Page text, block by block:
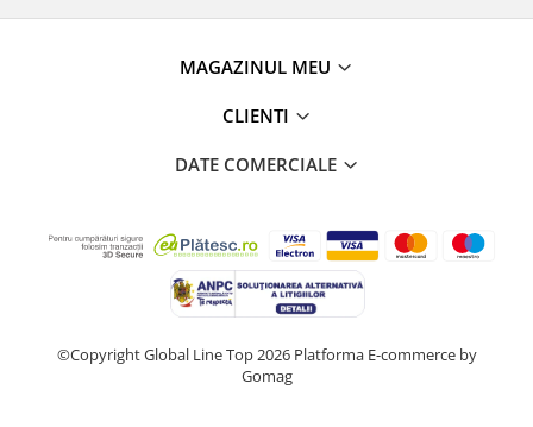
MAGAZINUL MEU
CLIENTI
DATE COMERCIALE
©Copyright Global Line Top 2026 Platforma E-commerce by
Gomag